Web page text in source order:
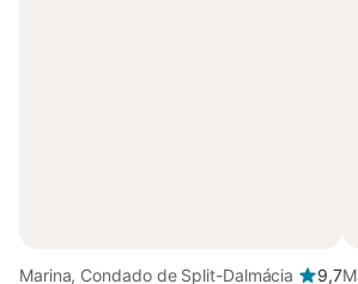
Marina, Condado de Split-Dalmácia
9,7